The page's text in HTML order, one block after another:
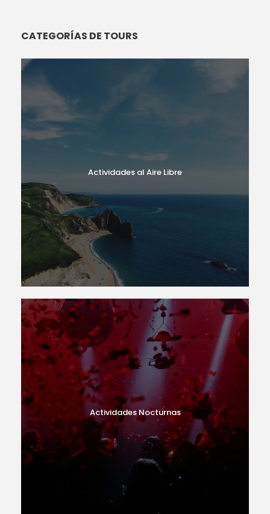
CATEGORÍAS DE TOURS
Actividades al Aire Libre
Actividades Nocturnas